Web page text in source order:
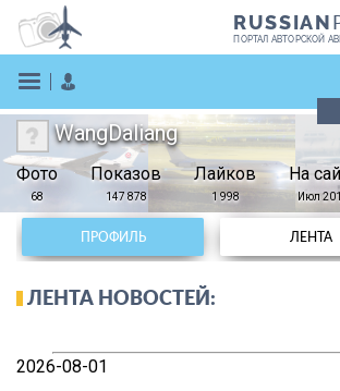
RUSSIAN
ПОРТАЛ АВТОРСКОЙ
Поиск фотографий
Поиск в реестре
Кратко
Подробно
WangDaliang
Фото
68
Показов
147 878
Лайков
1 998
На
Июл
ПРОФИЛЬ ЛЕНТА
ЛЕНТА НОВОСТЕЙ:
2026-08-01